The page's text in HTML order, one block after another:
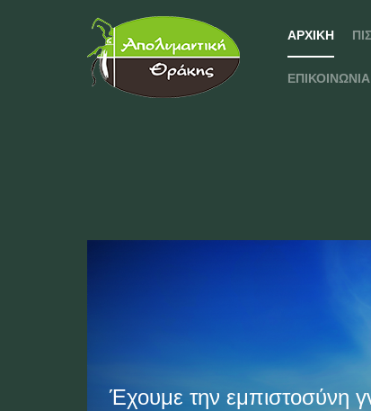
ΑΡΧΙΚΉ
ΕΠΙΚΟΙΝΩΝΊΑ
Έχουμε την εμπιστοσύνη